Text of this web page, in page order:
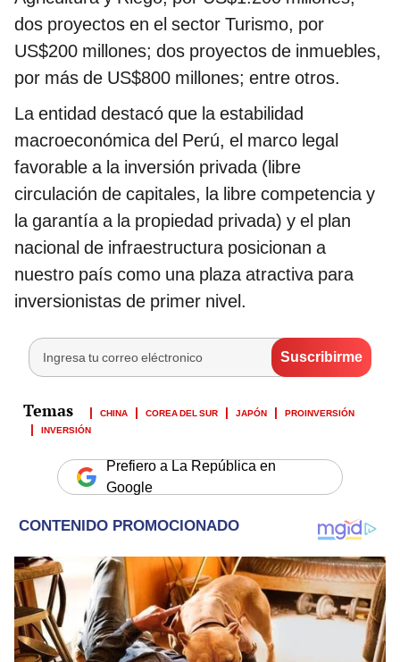
dos proyectos en el sector Turismo, por
US$200 millones; dos proyectos de inmuebles,
por más de US$800 millones; entre otros.
La entidad destacó que la estabilidad
macroeconómica del Perú, el marco legal
favorable a la inversión privada (libre
circulación de capitales, la libre competencia y
la garantía a la propiedad privada) y el plan
nacional de infraestructura posicionan a
nuestro país como una plaza atractiva para
inversionistas de primer nivel.
CHINA COREA DEL SUR JAPÓN
PROINVERSIÓN
INVERSIÓN
Prefiero a La República en
Google